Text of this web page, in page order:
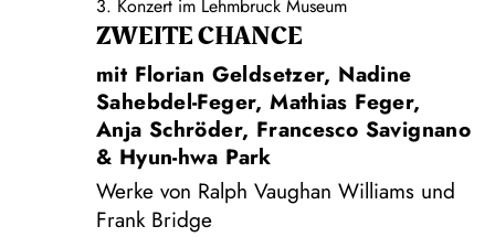
3. Konzert im Lehmbruck Museum
ZWEITE CHANCE
mit Florian Geldsetzer, Nadine
Sahebdel-Feger, Mathias Feger,
Anja Schröder, Francesco Savignano
& Hyun-hwa Park
Werke von Ralph Vaughan Williams und
Frank Bridge